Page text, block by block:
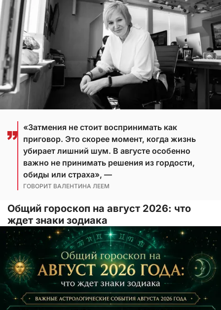
«Затмения не стоит воспринимать как
приговор. Это скорее момент, когда жизнь
убирает лишний шум. В августе особенно
важно не принимать решения из гордости,
обиды или страха», —
ГОВОРИТ ВАЛЕНТИНА ЛЕЕМ
Общий гороскоп на август 2026: что
ждет знаки зодиака